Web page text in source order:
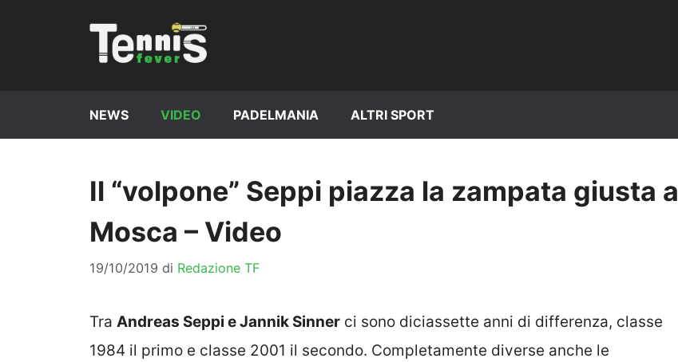
NEWS VIDEO PADELMANIA ALTRI SPORT
Il “volpone” Seppi piazza la zampata giusta a
Mosca – Video
19/10/2019 di Redazione TF
Tra Andreas Seppi e Jannik Sinner ci sono diciassette anni di differenza, classe
1984 il primo e classe 2001 il secondo. Completamente diverse anche le